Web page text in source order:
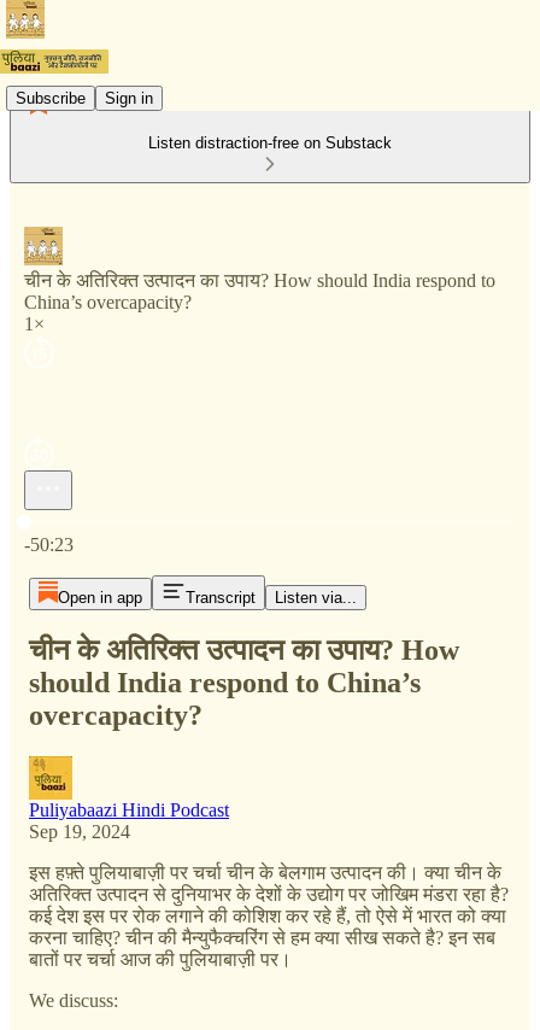
Subscribe Sign in
Listen distraction-free on Substack
चीन के अतिरिक्त उत्पादन का उपाय? How should India respond to
China’s overcapacity?
1×
-50:23
Open in app Transcript Listen via...
चीन के अतिरिक्त उत्पादन का उपाय? How
should India respond to China’s
overcapacity?
Puliyabaazi Hindi Podcast
Sep 19, 2024
इस हफ़्ते पुलियाबाज़ी पर चर्चा चीन के बेलगाम उत्पादन की। क्या चीन के
अतिरिक्त उत्पादन से दुनियाभर के देशों के उद्योग पर जोखिम मंडरा रहा है?
कई देश इस पर रोक लगाने की कोशिश कर रहे हैं, तो ऐसे में भारत को क्या
करना चाहिए? चीन की मैन्युफैक्चरिंग से हम क्या सीख सकते है? इन सब
बातों पर चर्चा आज की पुलियाबाज़ी पर।
We discuss: